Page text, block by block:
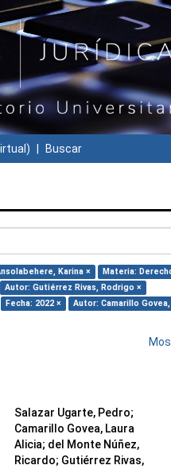
Buscar
Karina ×
Materia:
Autor: Gutiérrez Rivas, Rodrigo ×
Fecha: 2022 ×
Autor: Camarillo
Salazar Ugarte, Pedro;
Camarillo Govea, Laura
Alicia; del Monte Núñez,
Ricardo; Gutiérrez Rivas,